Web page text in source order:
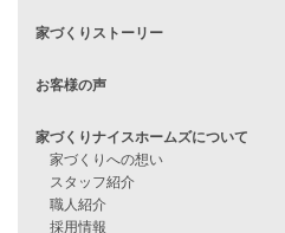
シンプルな平屋
家づくりナイスホームズの家づくり
耐震性能
家づくりの流れ
7つのポイント
アフターメンテナンス